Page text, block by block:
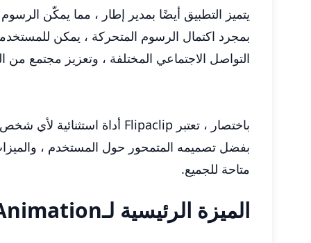
يتميز التطبيق أيضًا بمدير إطار ، مما يمكّن
التواصل الاجتماعي المختلفة ، وتعزيز مجتمع من
باختصار ، تعتبر Flipaclip أداة استثنائية لأي شخص مهتم باستكشاف عالم الرسوم المتحركة ثنائية الأبعاد.
بفضل تصميمه المتمحور حول المستخدم ،
متاحة للجميع.
الميزة الرئيسية لـFlipaClip: Create 2D Animation